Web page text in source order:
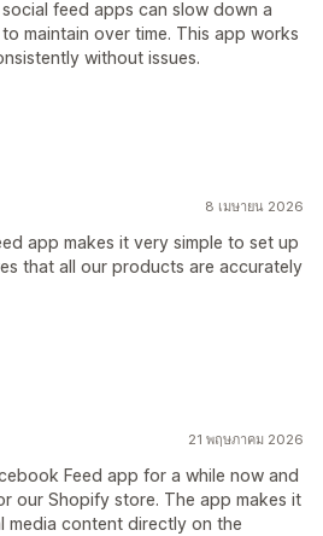
feed apps can slow down a
maintain over time. This app works
without issues.
8 เมษายน 2026
app makes it very simple to set up
that all our products are accurately
21 พฤษภาคม 2026
Feed app for a while now and
our Shopify store. The app makes it
media content directly on the